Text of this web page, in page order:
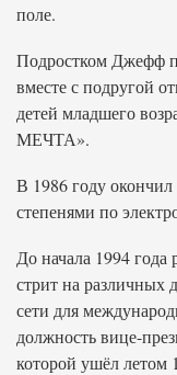
поле.
Подростком Джефф
вместе с подругой
детей младшего
МЕЧТА».
В 1986 году
степенями по
До начала 1994 года
стрит на различных
сети для
должность вице-
которой ушёл летом